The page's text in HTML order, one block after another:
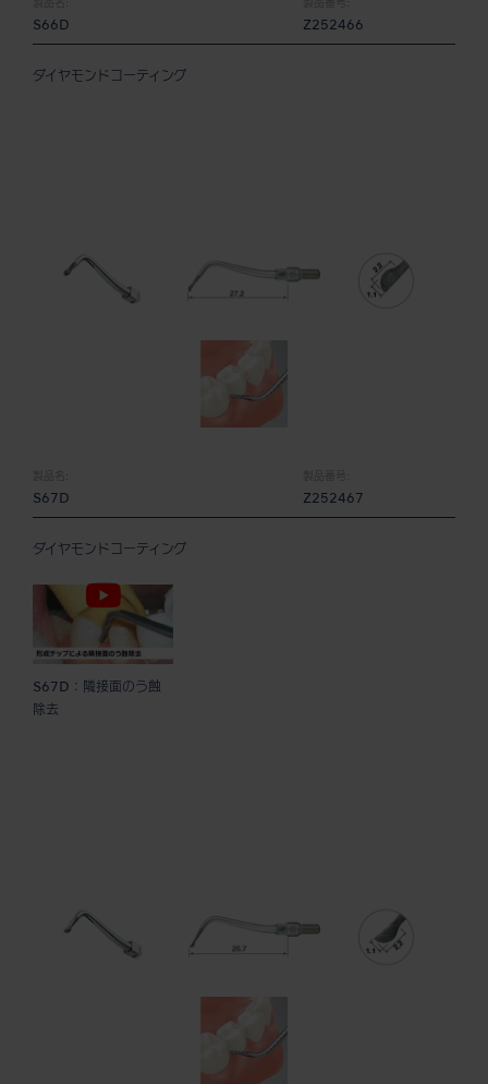
製品名:
S66D
製品番号:
Z252466
ダイヤモンドコーティング
製品名:
S67D
製品番号:
Z252467
ダイヤモンドコーティング
S67D：隣接面のう蝕
除去